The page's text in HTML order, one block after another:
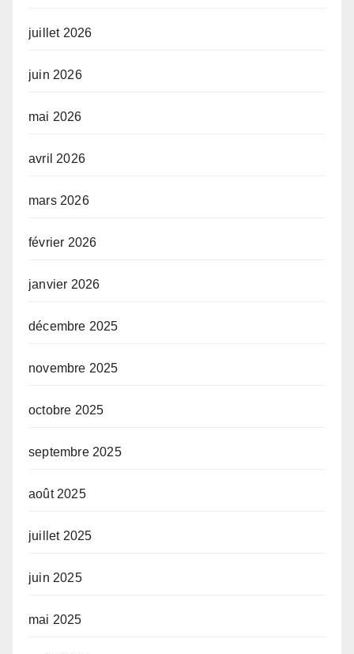
juillet 2026
juin 2026
mai 2026
avril 2026
mars 2026
février 2026
janvier 2026
décembre 2025
novembre 2025
octobre 2025
septembre 2025
août 2025
juillet 2025
juin 2025
mai 2025